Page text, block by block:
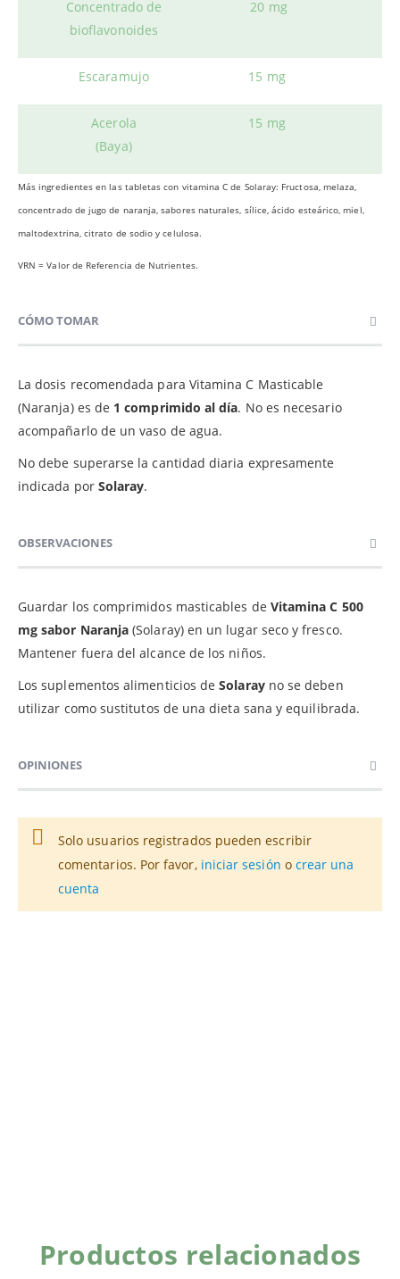
Concentrado de
bioflavonoides
20 mg
Escaramujo 15 mg
Acerola
(Baya)
15 mg
Más ingredientes en las tabletas con vitamina C de Solaray: Fructosa, melaza,
concentrado de jugo de naranja, sabores naturales, sílice, ácido esteárico, miel,
maltodextrina, citrato de sodio y celulosa.
VRN = Valor de Referencia de Nutrientes.
CÓMO TOMAR
La dosis recomendada para Vitamina C Masticable
(Naranja) es de 1 comprimido al día. No es necesario
acompañarlo de un vaso de agua.
No debe superarse la cantidad diaria expresamente
indicada por Solaray.
OBSERVACIONES
Guardar los comprimidos masticables de Vitamina C 500
mg sabor Naranja (Solaray) en un lugar seco y fresco.
Mantener fuera del alcance de los niños.
Los suplementos alimenticios deSolarayno se deben
utilizar como sustitutos de una dieta sana y equilibrada.
OPINIONES
Solo usuarios registrados pueden escribir
comentarios. Por favor, iniciar sesión o crear una
cuenta
Productos relacionados